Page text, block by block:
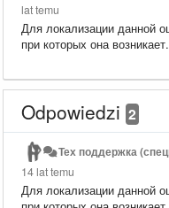
lat temu
Для локализации данной
при которых она возникает.
Odpowiedzi 2
Тех поддержка
14 lat temu
Для локализации данной